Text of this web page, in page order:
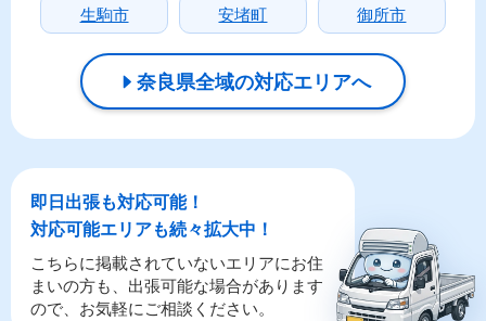
生駒市 安堵町 御所市
奈良県全域の対応エリアへ
即日出張も対応可能！
対応可能エリアも続々拡大中！
こちらに掲載されていないエリアにお住
まいの方も、出張可能な場合があります
ので、お気軽にご相談ください。